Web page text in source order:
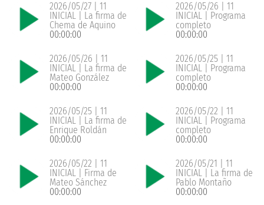
2026/05/27 | 11
INICIAL | La firma de
Chema de Aquino
00:00:00
2026/05/26 | 11
INICIAL | Programa
completo
00:00:00
2026/05/26 | 11
INICIAL | La firma de
Mateo González
00:00:00
2026/05/25 | 11
INICIAL | Programa
completo
00:00:00
2026/05/25 | 11
INICIAL | La firma de
Enrique Roldán
00:00:00
2026/05/22 | 11
INICIAL | Programa
completo
00:00:00
2026/05/22 | 11
INICIAL | Firma de
Mateo Sánchez
00:00:00
2026/05/21 | 11
INICIAL | La firma de
Pablo Montaño
00:00:00